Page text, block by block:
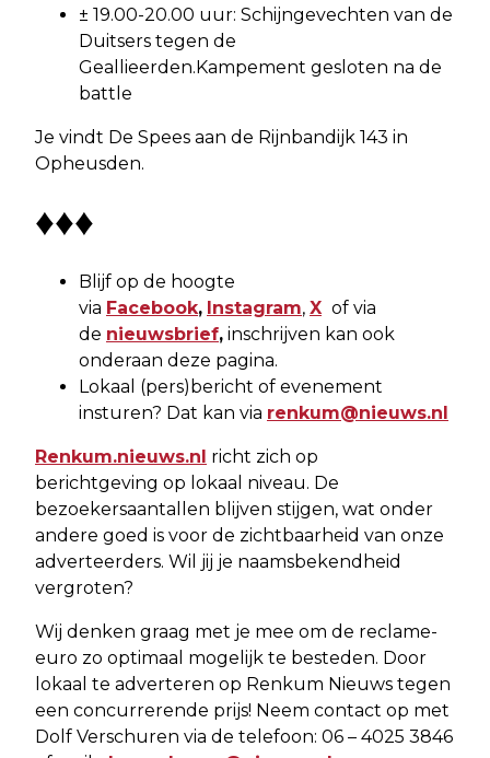
± 19.00-20.00 uur: Schijngevechten van de
Duitsers tegen de
Geallieerden.Kampement gesloten na de
battle
Je vindt De Spees aan de Rijnbandijk 143 in
Opheusden.
♦♦♦
Blijf op de hoogte
via Facebook, Instagram, X of via
de nieuwsbrief, inschrijven kan ook
onderaan deze pagina.
Lokaal (pers)bericht of evenement
insturen? Dat kan via renkum@nieuws.nl
Renkum.nieuws.nl richt zich op
berichtgeving op lokaal niveau. De
bezoekersaantallen blijven stijgen, wat onder
andere goed is voor de zichtbaarheid van onze
adverteerders. Wil jij je naamsbekendheid
vergroten?
Wij denken graag met je mee om de reclame-
euro zo optimaal mogelijk te besteden. Door
lokaal te adverteren op Renkum Nieuws tegen
een concurrerende prijs! Neem contact op met
Dolf Verschuren via de telefoon: 06 – 4025 3846